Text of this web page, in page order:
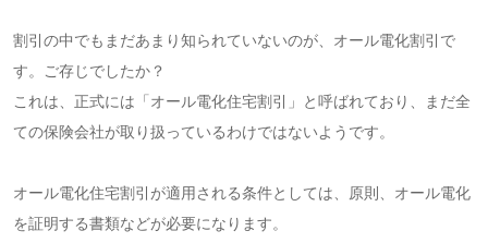
割引の中でもまだあまり知られていないのが、オール電化割引で
す。ご存じでしたか？
これは、正式には「オール電化住宅割引」と呼ばれており、まだ全
ての保険会社が取り扱っているわけではないようです。
オール電化住宅割引が適用される条件としては、原則、オール電化
を証明する書類などが必要になります。